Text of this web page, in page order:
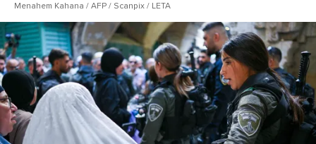
Menahem Kahana / AFP / Scanpix / LETA